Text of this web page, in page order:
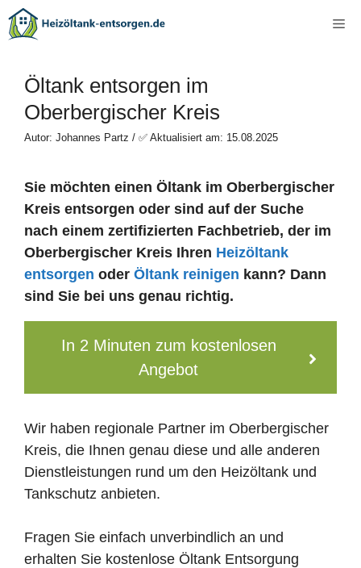
Zum
Inhalt
Öltank entsorgen im
Oberbergischer Kreis
Autor: Johannes Partz / ✅ Aktualisiert am: 15.08.2025
Sie möchten einen Öltank im Oberbergischer
Kreis entsorgen oder sind auf der Suche
nach einem zertifizierten Fachbetrieb, der im
Oberbergischer Kreis Ihren Heizöltank
entsorgen oder Öltank reinigen kann? Dann
sind Sie bei uns genau richtig.
In 2 Minuten zum kostenlosen
Angebot
Wir haben regionale Partner im Oberbergischer
Kreis, die Ihnen genau diese und alle anderen
Dienstleistungen rund um den Heizöltank und
Tankschutz anbieten.
Fragen Sie einfach unverbindlich an und
erhalten Sie kostenlose Öltank Entsorgung